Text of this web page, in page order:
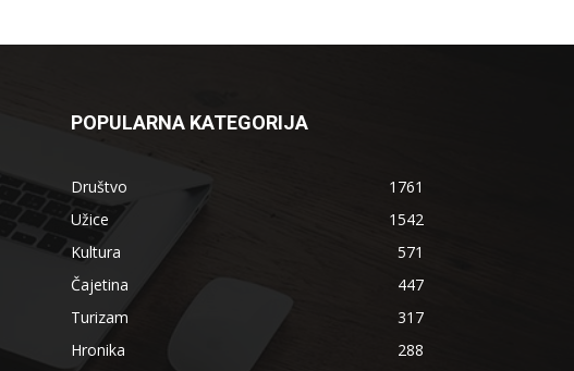
POPULARNA KATEGORIJA
Društvo
1761
Užice
1542
Kultura
571
Čajetina
447
Turizam
317
Hronika
288